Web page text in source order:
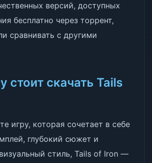
версий, доступных
бесплатно через торрент,
сравнивать с другими
стоит скачать Tails
игру, которая сочетает в себе
глубокий сюжет и
стиль, Tails of Iron —